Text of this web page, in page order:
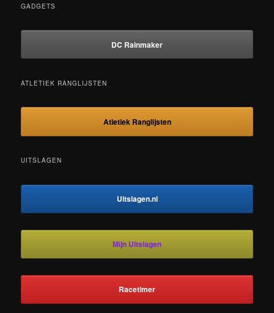
GADGETS
DC Rainmaker
ATLETIEK RANGLIJSTEN
Atletiek Ranglijsten
UITSLAGEN
Uitslagen.nl
Mijn Uitslagen
Racetimer